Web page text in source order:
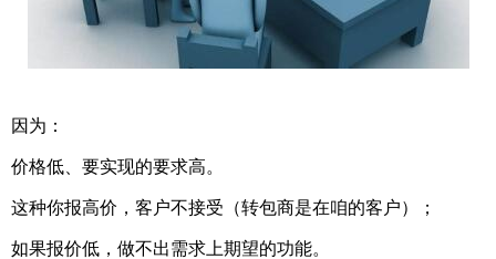
因为：
价格低、要实现的要求高。
这种你报高价，客户不接受（转包商是在咱的客户）；
如果报价低，做不出需求上期望的功能。